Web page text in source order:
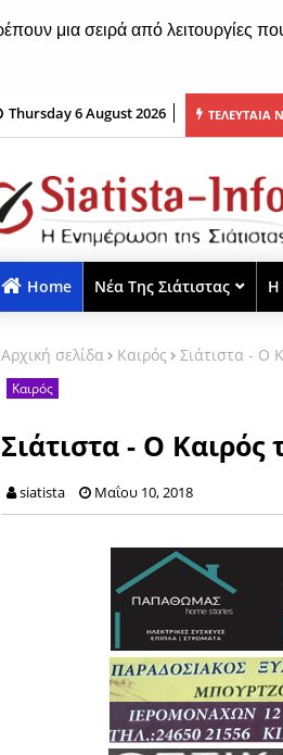
μια σειρά από λειτουργίες
Thursday 6 August 2026 ΤΕΛΕΥΤΑΙΑ
του Σωτήρος Χριστού (ηχητικό)
Home Νέα Της Σιάτιστας Η
Αρχική σελίδα Καιρός Σιάτιστα - Ο
Καιρός
Σιάτιστα - Ο
siatista Μαΐου 10, 2018